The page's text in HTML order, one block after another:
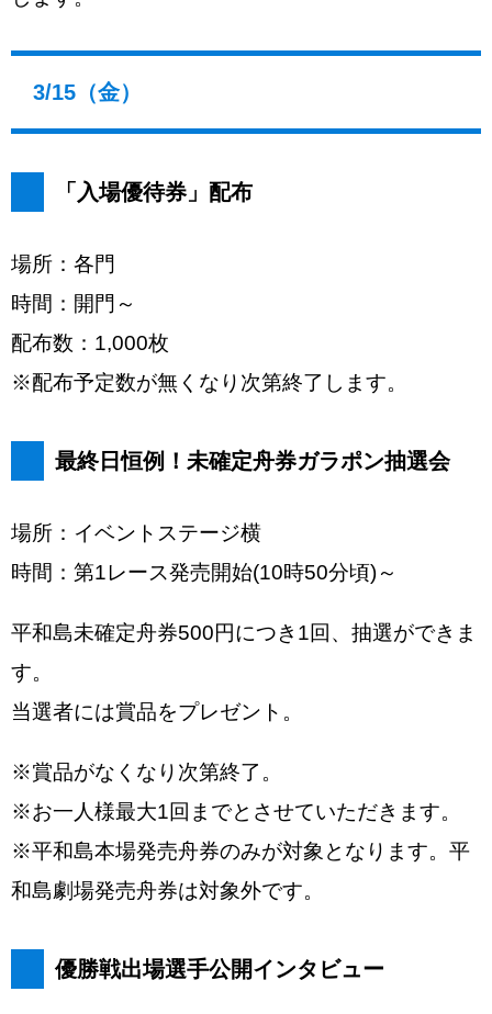
3/15（金）
「入場優待券」配布
場所：各門
時間：開門～
配布数：1,000枚
※配布予定数が無くなり次第終了します。
最終日恒例！未確定舟券ガラポン抽選会
場所：イベントステージ横
時間：第1レース発売開始(10時50分頃)～
平和島未確定舟券500円につき1回、抽選ができま
す。
当選者には賞品をプレゼント。
※賞品がなくなり次第終了。
※お一人様最大1回までとさせていただきます。
※平和島本場発売舟券のみが対象となります。平
和島劇場発売舟券は対象外です。
優勝戦出場選手公開インタビュー